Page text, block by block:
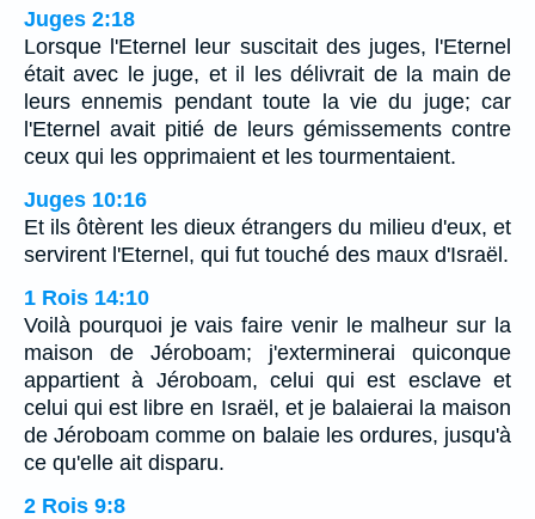
Juges 2:18
Lorsque l'Eternel leur suscitait des juges, l'Eternel
était avec le juge, et il les délivrait de la main de
leurs ennemis pendant toute la vie du juge; car
l'Eternel avait pitié de leurs gémissements contre
ceux qui les opprimaient et les tourmentaient.
Juges 10:16
Et ils ôtèrent les dieux étrangers du milieu d'eux, et
servirent l'Eternel, qui fut touché des maux d'Israël.
1 Rois 14:10
Voilà pourquoi je vais faire venir le malheur sur la
maison de Jéroboam; j'exterminerai quiconque
appartient à Jéroboam, celui qui est esclave et
celui qui est libre en Israël, et je balaierai la maison
de Jéroboam comme on balaie les ordures, jusqu'à
ce qu'elle ait disparu.
2 Rois 9:8